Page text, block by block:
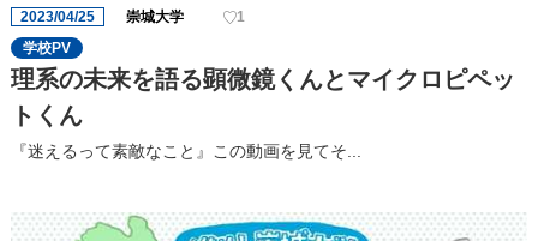
2023/04/25 崇城大学
1
学校PV
理系の未来を語る顕微鏡くんとマイクロピペッ
トくん
『迷えるって素敵なこと』この動画を見てそ...